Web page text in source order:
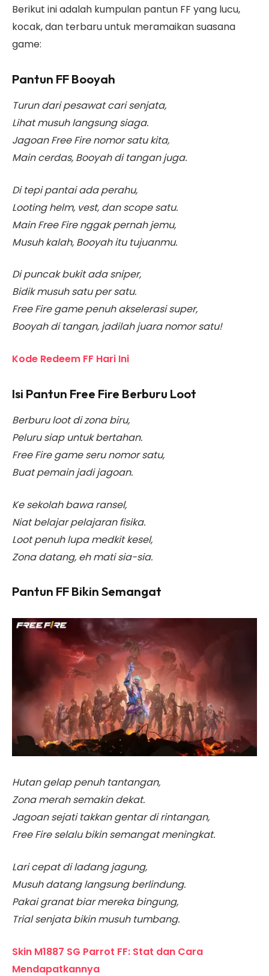
Berikut ini adalah kumpulan pantun FF yang lucu,
kocak, dan terbaru untuk meramaikan suasana
game:
Pantun FF Booyah
Turun dari pesawat cari senjata,
Lihat musuh langsung siaga.
Jagoan Free Fire nomor satu kita,
Main cerdas, Booyah di tangan juga.
Di tepi pantai ada perahu,
Looting helm, vest, dan scope satu.
Main Free Fire nggak pernah jemu,
Musuh kalah, Booyah itu tujuanmu.
Di puncak bukit ada sniper,
Bidik musuh satu per satu.
Free Fire game penuh akselerasi super,
Booyah di tangan, jadilah juara nomor satu!
Kode Redeem FF Hari Ini
Isi Pantun Free Fire Berburu Loot
Berburu loot di zona biru,
Peluru siap untuk bertahan.
Free Fire game seru nomor satu,
Buat pemain jadi jagoan.
Ke sekolah bawa ransel,
Niat belajar pelajaran fisika.
Loot penuh lupa medkit kesel,
Zona datang, eh mati sia-sia.
Pantun FF Bikin Semangat
Hutan gelap penuh tantangan,
Zona merah semakin dekat.
Jagoan sejati takkan gentar di rintangan,
Free Fire selalu bikin semangat meningkat.
Lari cepat di ladang jagung,
Musuh datang langsung berlindung.
Pakai granat biar mereka bingung,
Trial senjata bikin musuh tumbang.
Skin M1887 SG Parrot FF: Stat dan Cara
Mendapatkannya